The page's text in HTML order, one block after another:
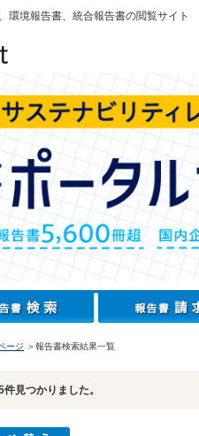
環境報告書、統合報告書の閲覧サイト
ージ ＞報告書検索結果一覧
件見つかりました。